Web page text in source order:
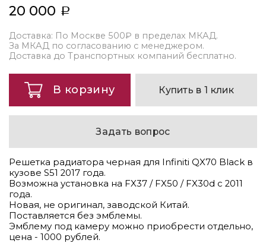
20 000
Доставка: По Москве 500₽ в пределах МКАД.
За МКАД по согласованию с менеджером.
Доставка до Транспортных компаний бесплатно.
В корзину Купить в 1 клик
Задать вопрос
Решетка радиатора черная для Infiniti QX70 Black в
кузове S51 2017 года.
Возможна установка на FX37 / FX50 / FX30d с 2011
года.
Новая, не оригинал, заводской Китай.
Поставляется без эмблемы.
Эмблему под камеру можно приобрести отдельно,
цена - 1000 рублей.